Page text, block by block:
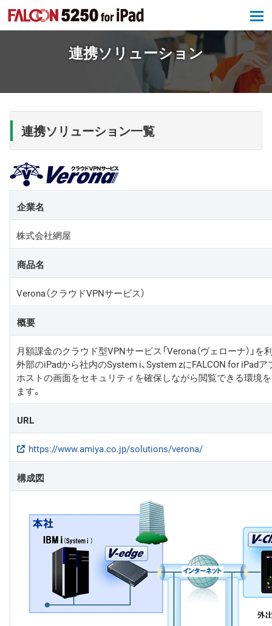
連携ソリューション
連携ソリューション一覧
企業名
株式会社網屋
商品名
Verona（クラウドVPNサービス）
概要
月額課金のクラウド型VPNサービス「Verona（ヴェローナ）」を
外部のiPadから社内のSystem i、System zにFALCON for iPad
ホストの画面をセキュリティを確保しながら閲覧できる環境
ます。
URL
https://www.amiya.co.jp/solutions/verona/
構成図